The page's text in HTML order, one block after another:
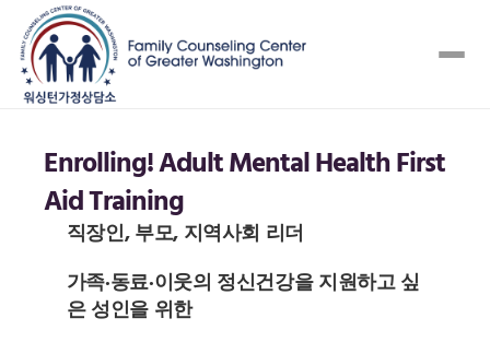
Enrolling! Adult Mental Health First
Aid Training
직장인, 부모, 지역사회 리더
가족·동료·이웃의 정신건강을 지원하고 싶
은 성인을 위한